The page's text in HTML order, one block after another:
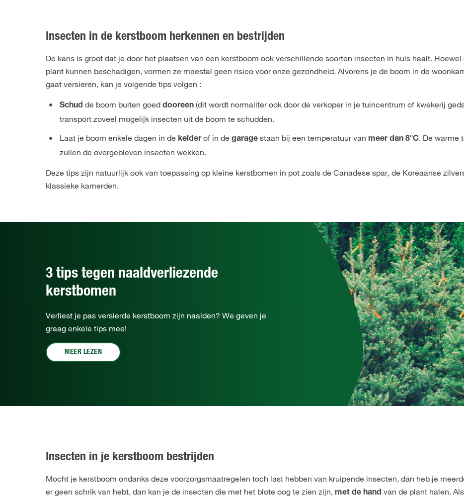
Insecten in de kerstboom herkennen en bestrijden
De kans is groot dat je door het plaatsen van een kerstboom ook verschillende soorten insecten in huis haalt.
plant kunnen beschadigen, vormen ze meestal geen risico voor onze gezondheid. Alvorens je de boom in de
gaat versieren, kan je volgende tips volgen :
Schud de boom buiten goed dooreen (dit wordt normaliter ook door de verkoper in je tuincentrum of kwekerij
transport zoveel mogelijk insecten uit de boom te schudden.
Laat je boom enkele dagen in de kelderof in de garage staan bij een temperatuur van meer dan 8°C. De warme
zullen de overgebleven insecten wekken.
Deze tips zijn natuurlijk ook van toepassing op kleine kerstbomen in pot zoals de Canadese spar, de Koreaanse
klassieke kamerden.
3 tips tegen naaldverliezende
kerstbomen
Verliest je pas versierde kerstboom zijn naalden? We geven je
graag enkele tips mee!
MEER LEZEN
Insecten in je kerstboom bestrijden
Mocht je kerstboom ondanks deze voorzorgsmaatregelen toch last hebben van kruipende insecten, dan heb je
er geen schrik van hebt, dan kan je de insecten die met het blote oog te zien zijn, met de hand van de plant halen.